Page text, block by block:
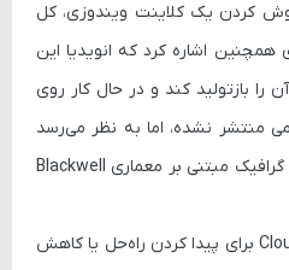
کردن یک کلاینت ویندوزی، کل
اشاره کرد که انویدیا این
را بازتولید کند و در حال کار روی
منتشر نشده، اما به نظر می‌رسد
مبتنی بر معماری Blackwell
نکته جالب اینجاست که CloudRift برای پیدا کردن راه‌حل یا کاهش